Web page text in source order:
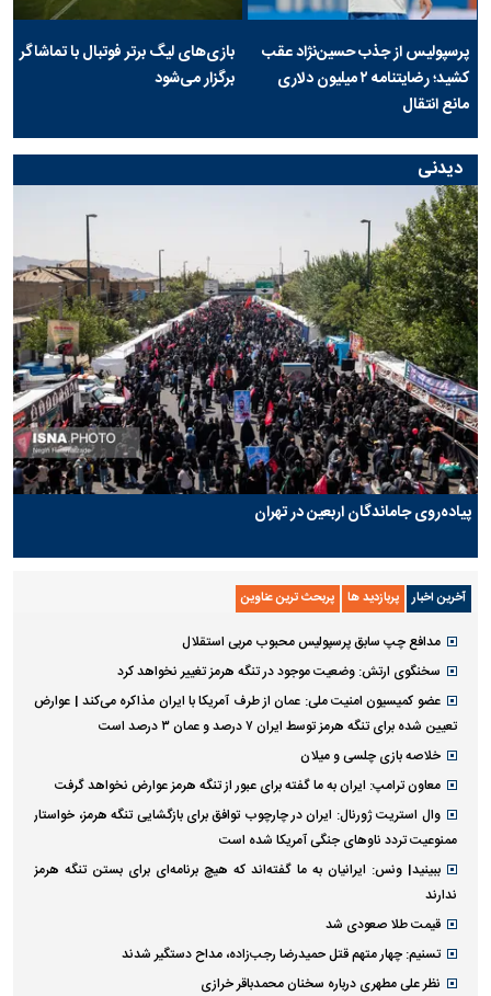
پرسپولیس از جذب حسین‌نژاد عقب
کشید؛ رضایتنامه ۲ میلیون دلاری
مانع انتقال
بازی‌های لیگ برتر فوتبال با تماشاگر
برگزار می‌شود
دیدنی
پیاده‌روی جاماندگان اربعین در تهران
آخرین اخبار پربازدید ها پربحث ترین عناوین
مدافع چپ سابق پرسپولیس محبوب مربی استقلال
سخنگوی ارتش: وضعیت موجود در تنگه هرمز تغییر نخواهد کرد
عضو کمیسیون امنیت ملی: عمان از طرف آمریکا با ایران مذاکره می‌کند‌ | عوارض
تعیین شده برای تنگه هرمز توسط ایران ۷ درصد و عمان ۳ درصد است
خلاصه بازی چلسی و میلان
معاون ترامپ: ایران به ما گفته برای عبور از تنگه هرمز عوارض نخواهد گرفت
وال استریت ژورنال: ایران در چارچوب توافق برای بازگشایی تنگه هرمز، خواستار
ممنوعیت تردد ناو‌های جنگی آمریکا شده است
ببینید| ونس: ایرانیان به ما گفته‌اند که هیچ برنامه‌ای برای بستن تنگه هرمز
ندارند
قیمت طلا صعودی شد
تسنیم: چهار متهم قتل حمیدرضا رجب‌زاده، مداح دستگیر شدند
نظر علی مطهری درباره سخنان محمدباقر خرازی